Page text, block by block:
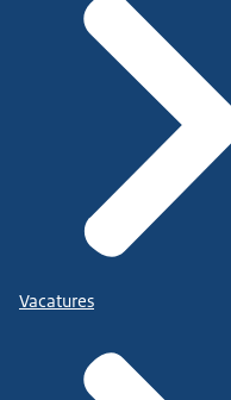
Vacatures